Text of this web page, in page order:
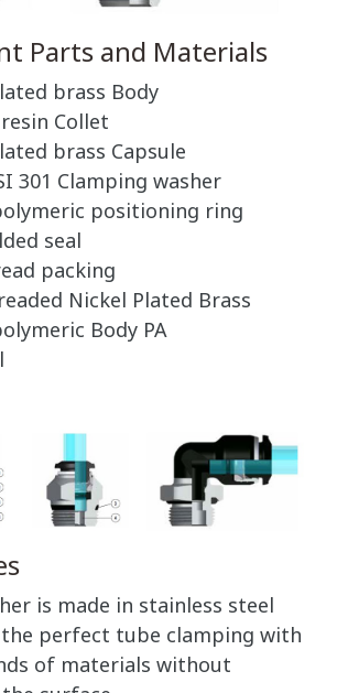
Parts and Materials
brass Body
Collet
brass Capsule
301 Clamping washer
positioning ring
seal
packing
Nickel Plated Brass
Body PA
is made in stainless steel
perfect tube clamping with
of materials without